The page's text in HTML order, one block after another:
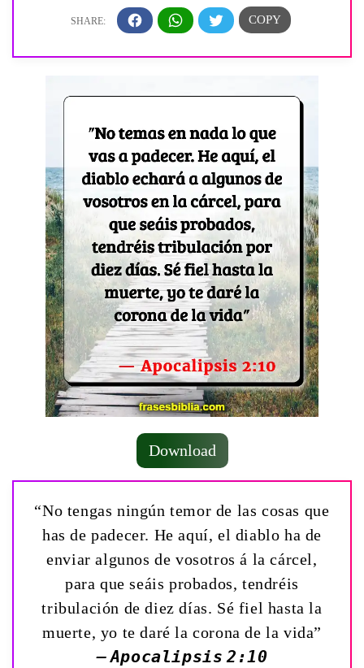
Download
“No tengas ningún temor de las cosas que
has de padecer. He aquí, el diablo ha de
enviar algunos de vosotros á la cárcel,
para que seáis probados, tendréis
tribulación de diez días. Sé fiel hasta la
muerte, yo te daré la corona de la vida”
— Apocalipsis 2:10